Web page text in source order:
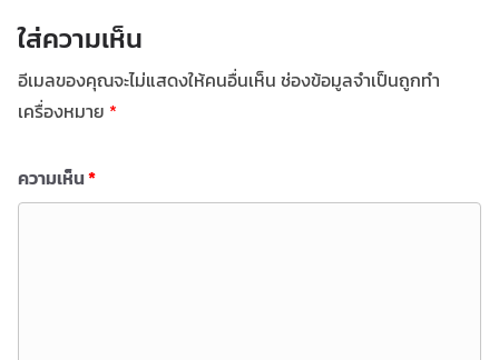
ใส่ความเห็น
อีเมลของคุณจะไม่แสดงให้คนอื่นเห็น ช่องข้อมูลจำเป็นถูกทำ
เครื่องหมาย *
ความเห็น*